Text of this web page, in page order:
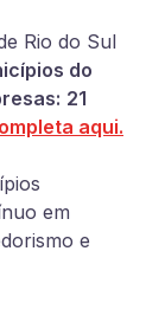
Rio do Sul
do
21
aqui.
em
e